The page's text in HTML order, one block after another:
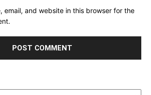
email, and website in this browser for the